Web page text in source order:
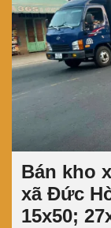
Bán kho
xã Đức
15x50;